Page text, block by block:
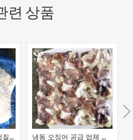
련 상품
냉동 해산물 오징어 껍질없는 페루 오징어 필레 도매 냉동 오징어 공급 업체 세척 페루 오징어 목 판매